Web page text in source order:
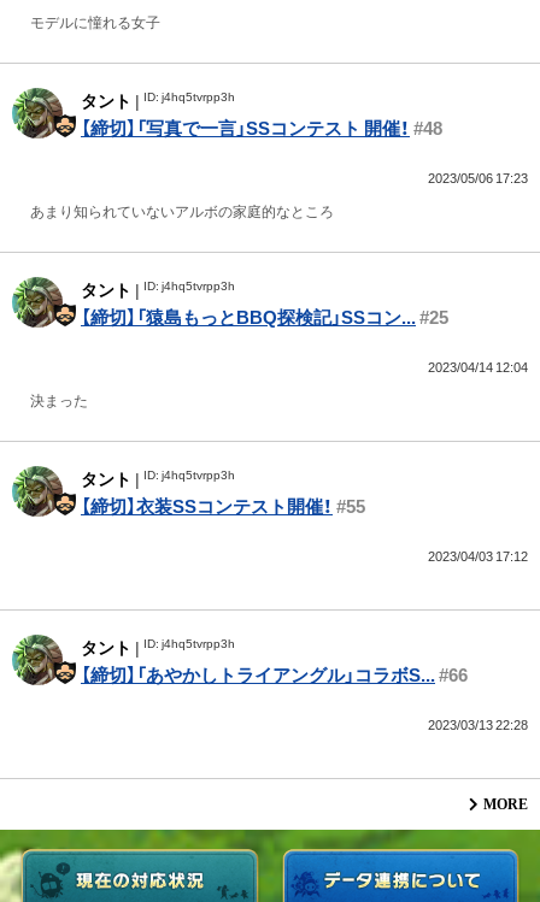
モデルに憧れる女子
タント | ID: j4hq5tvrpp3h
【締切】「写真で一言」SSコンテスト 開催！ #48
2023/05/06 17:23
あまり知られていないアルボの家庭的なところ
タント | ID: j4hq5tvrpp3h
【締切】「猿島もっとBBQ探検記」SSコン...#25
2023/04/14 12:04
決まった
タント | ID: j4hq5tvrpp3h
【締切】衣装SSコンテスト開催！ #55
2023/04/03 17:12
タント | ID: j4hq5tvrpp3h
【締切】「あやかしトライアングル」コラボS...#66
2023/03/13 22:28
MORE